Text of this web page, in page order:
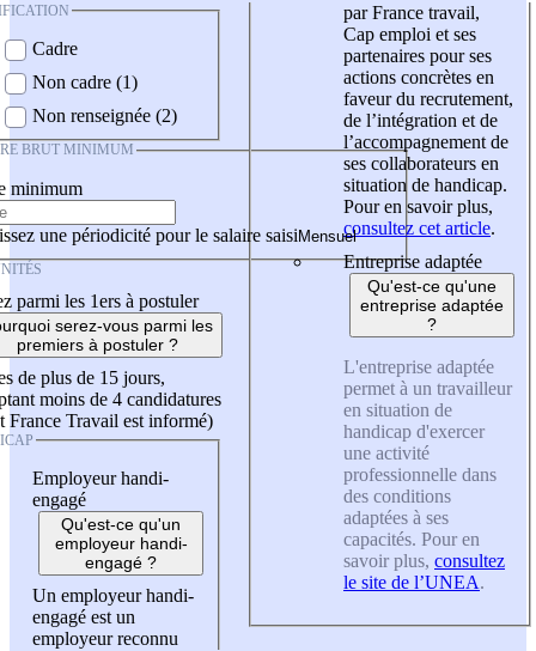
Cadre
Non cadre (1)
Non renseignée (2)
BRUT MINIMUM
minimum
une périodicité pour le salaire saisi
parmi les 1ers à postuler
serez-vous parmi les
premiers à postuler ?
de plus de 15 jours,
moins de 4 candidatures
France Travail est informé)
Employeur handi-
engagé
Qu'est-ce qu'un
employeur handi-
engagé ?
Un employeur handi-
engagé est un
employeur reconnu
par France travail,
Cap emploi et ses
partenaires pour ses
actions concrètes en
faveur du recrutement,
de l’intégration et de
l’accompagnement de
ses collaborateurs en
situation de handicap.
Pour en savoir plus,
consultez cet article.
Entreprise adaptée
Qu'est-ce qu'une
entreprise adaptée
?
L'entreprise adaptée
permet à un travailleur
en situation de
handicap d'exercer
une activité
professionnelle dans
des conditions
adaptées à ses
capacités. Pour en
savoir plus, consultez
le site de l’UNEA.